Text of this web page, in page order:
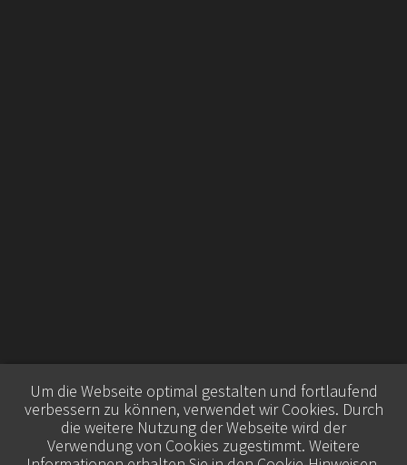
Um die Webseite optimal gestalten und fortlaufend
verbessern zu können, verwendet wir Cookies. Durch
die weitere Nutzung der Webseite wird der
Verwendung von Cookies zugestimmt. Weitere